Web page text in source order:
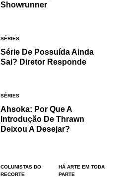
Showrunner
SÉRIES
Série De Possuída Ainda
Sai? Diretor Responde
SÉRIES
Ahsoka: Por Que A
Introdução De Thrawn
Deixou A Desejar?
COLUNISTAS DO
RECORTE
HÁ ARTE EM TODA
PARTE